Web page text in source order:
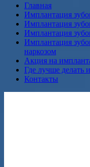
Главная
Имплантация
Имплантация
Имплантация
Имплантация
наркозом
Акция на
Где лучше
Контакты